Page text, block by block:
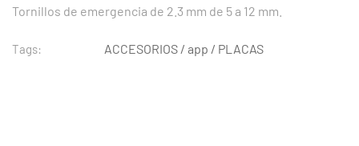
Tornillos de emergencia de 2.3 mm de 5 a 12 mm.
Tags: ACCESORIOS / app / PLACAS